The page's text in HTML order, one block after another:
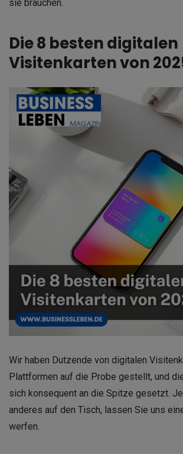
sie brauchen.
Die 8 besten digitalen
Visitenkarten von
Wir haben Dutzende von digitalen
Plattformen auf die Probe gestellt, und
sich konsequent an die Spitze gesetzt.
anderes auf den Tisch, lassen Sie uns
werfen.